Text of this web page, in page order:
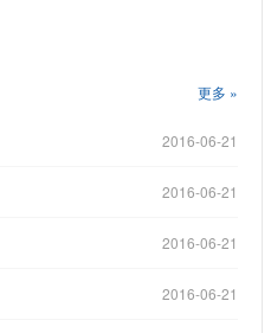
更多 »
2016-06-21
2016-06-21
2016-06-21
2016-06-21